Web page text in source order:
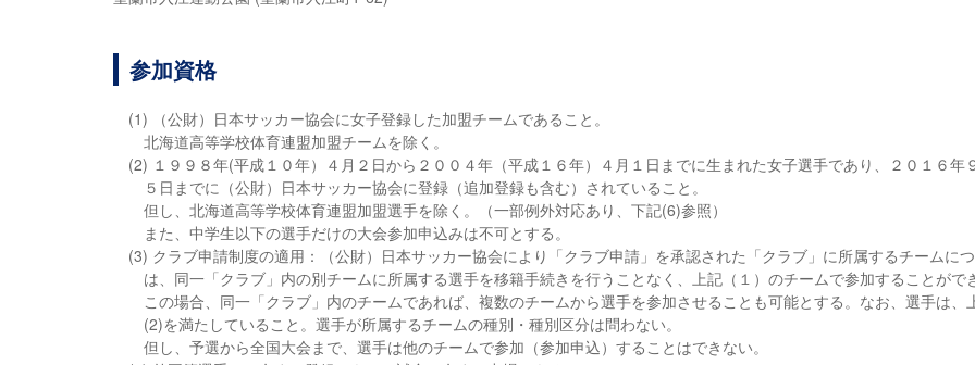
参加資格
(1) （公財）日本サッカー協会に女子登録した加盟チームであること。
北海道高等学校体育連盟加盟チームを除く。
(2) １９９８年(平成１０年）４月２日から２００４年（平成１６年）４月１日までに生まれた女子選手であり、２０１６年
５日までに（公財）日本サッカー協会に登録（追加登録も含む）されていること。
但し、北海道高等学校体育連盟加盟選手を除く。（一部例外対応あり、下記(6)参照）
また、中学生以下の選手だけの大会参加申込みは不可とする。
(3) クラブ申請制度の適用：（公財）日本サッカー協会により「クラブ申請」を承認された「クラブ」に所属するチームに
は、同一「クラブ」内の別チームに所属する選手を移籍手続きを行うことなく、上記（１）のチームで参加することがで
この場合、同一「クラブ」内のチームであれば、複数のチームから選手を参加させることも可能とする。なお、選手は、
(2)を満たしていること。選手が所属するチームの種別・種別区分は問わない。
但し、予選から全国大会まで、選手は他のチームで参加（参加申込）することはできない。